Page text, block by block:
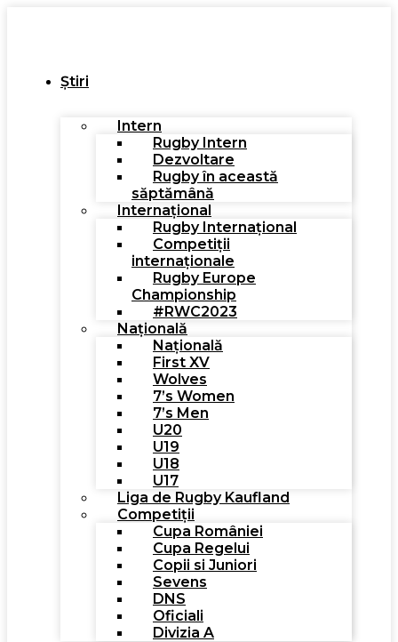
Știri
Intern
Rugby Intern
Dezvoltare
Rugby în această
săptămână
Internațional
Rugby Internațional
Competiții
internaționale
Rugby Europe
Championship
#RWC2023
Națională
Națională
First XV
Wolves
7’s Women
7’s Men
U20
U19
U18
U17
Liga de Rugby Kaufland
Competiții
Cupa României
Cupa Regelui
Copii si Juniori
Sevens
DNS
Oficiali
Divizia A